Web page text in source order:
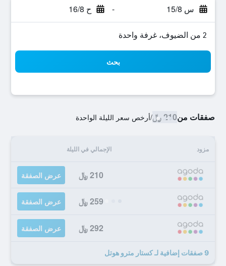
س 15/8 - ح 16/8
2 من الضيوف، غرفة واحدة
بحث
صفقات من210 ﷼ /أرخص سعر الليلة الواحدة
مزود الإجمالي في الليلة
210 ﷼ عرض الصفقة
259 ﷼ عرض الصفقة
292 ﷼ عرض الصفقة
9 صفقات إضافية لـ كستار مترو هوتل